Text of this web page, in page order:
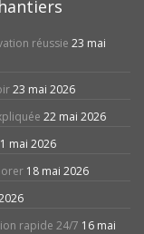
réussie 23 mai
23 mai 2026
22 mai 2026
mai 2026
18 mai 2026
rapide 24/7 16 mai